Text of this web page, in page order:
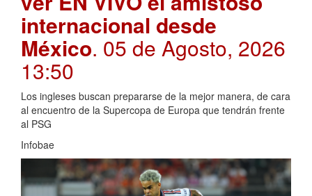
internacional desde
México. 05 de Agosto, 2026
13:50
Los ingleses buscan prepararse de la mejor manera, de cara
al encuentro de la Supercopa de Europa que tendrán frente
al PSG
Infobae